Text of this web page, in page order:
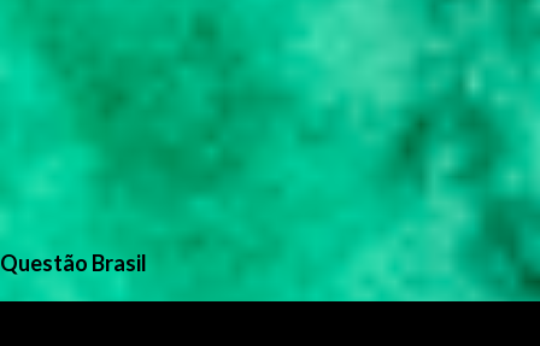
Questão Brasil